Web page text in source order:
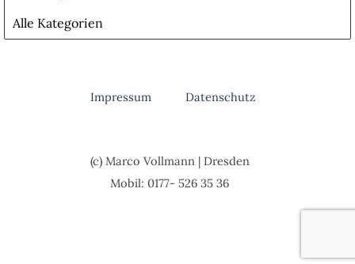
Alle Kategorien
Menü überspringen
Impressum Datenschutz
(c) Marco Vollmann | Dresden
Mobil: 0177- 526 35 36